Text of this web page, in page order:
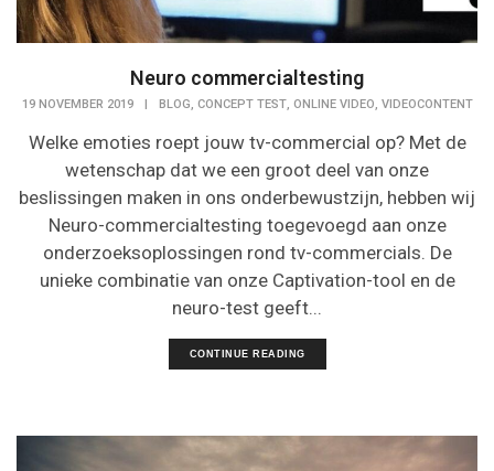
Neuro commercialtesting
19 NOVEMBER 2019 | BLOG, CONCEPT TEST, ONLINE VIDEO, VIDEOCONTENT
Welke emoties roept jouw tv-commercial op? Met de
wetenschap dat we een groot deel van onze
beslissingen maken in ons onderbewustzijn, hebben wij
Neuro-commercialtesting toegevoegd aan onze
onderzoeksoplossingen rond tv-commercials. De
unieke combinatie van onze Captivation-tool en de
neuro-test geeft...
CONTINUE READING